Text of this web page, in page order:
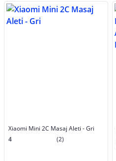
Xiaomi Mini 2C Masaj Aleti - Gri
4
(2)